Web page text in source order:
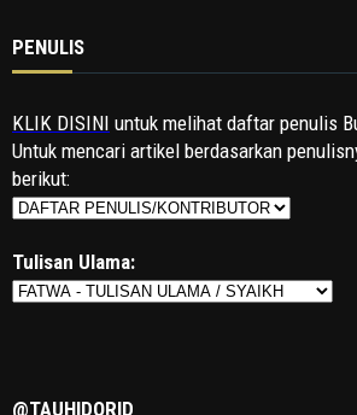
PENULIS
KLIK DISINI untuk melihat daftar penulis
Untuk mencari artikel berdasarkan
berikut:
Tulisan Ulama:
@TAUHIDORID